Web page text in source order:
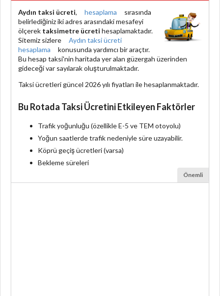
Aydın taksi ücreti, hesaplama
sırasında
belirlediğiniz iki adres arasındaki mesafeyi
ölçerek taksimetre ücreti hesaplamaktadır.
Sitemiz sizlere
Aydın taksi ücreti
hesaplama
konusunda yardımcı bir araçtır.
Bu hesap taksi'nin haritada yer alan güzergah üzerinden
gideceği var sayılarak oluşturulmaktadır.
Taksi ücretleri güncel 2026 yılı fiyatları ile hesaplanmaktadır.
Bu Rotada Taksi Ücretini Etkileyen Faktörler
Trafik yoğunluğu (özellikle E-5 ve TEM otoyolu)
Yoğun saatlerde trafik nedeniyle süre uzayabilir.
Köprü geçiş ücretleri (varsa)
Bekleme süreleri
Önemli